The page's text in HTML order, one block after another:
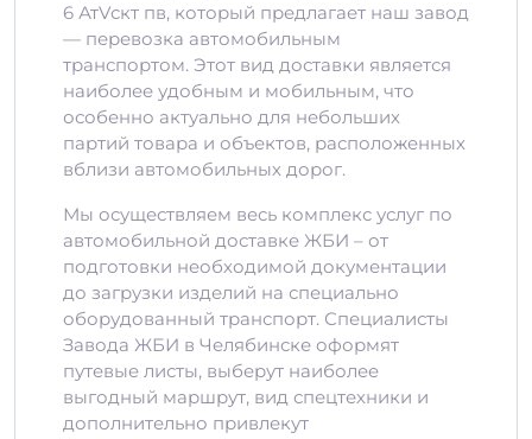
6 АтVскт пв, который предлагает наш завод
— перевозка автомобильным
транспортом. Этот вид доставки является
наиболее удобным и мобильным, что
особенно актуально для небольших
партий товара и объектов, расположенных
вблизи автомобильных дорог.
Мы осуществляем весь комплекс услуг по
автомобильной доставке ЖБИ – от
подготовки необходимой документации
до загрузки изделий на специально
оборудованный транспорт. Специалисты
Завода ЖБИ в Челябинске оформят
путевые листы, выберут наиболее
выгодный маршрут, вид спецтехники и
дополнительно привлекут